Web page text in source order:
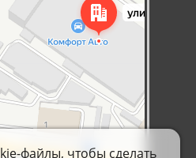
файлы, чтобы сделать